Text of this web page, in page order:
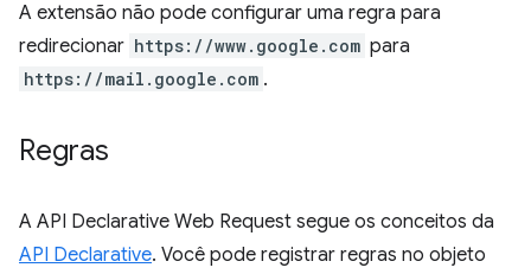
A extensão não pode configurar uma regra para
redirecionar https://www.google.com para
https://mail.google.com .
Regras
A API Declarative Web Request segue os conceitos da
API Declarative. Você pode registrar regras no objeto